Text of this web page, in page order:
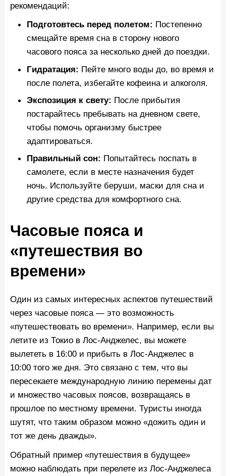
рекомендаций:
Подготовтесь перед полетом: Постепенно
смещайте время сна в сторону нового
часового пояса за несколько дней до поездки.
Гидратация: Пейте много воды до, во время и
после полета, избегайте кофеина и алкоголя.
Экспозиция к свету: После прибытия
постарайтесь пребывать на дневном свете,
чтобы помочь организму быстрее
адаптироваться.
Правильный сон: Попытайтесь поспать в
самолете, если в месте назначения будет
ночь. Используйте беруши, маски для сна и
другие средства для комфортного сна​.
Часовые пояса и
«путешествия во
времени»
Один из самых интересных аспектов путешествий
через часовые пояса — это возможность
«путешествовать во времени». Например, если вы
летите из Токио в Лос-Анджелес, вы можете
вылететь в 16:00 и прибыть в Лос-Анджелес в
10:00 того же дня. Это связано с тем, что вы
пересекаете международную линию перемены дат
и множество часовых поясов, возвращаясь в
прошлое по местному времени. Туристы иногда
шутят, что таким образом можно «дожить один и
тот же день дважды».
Обратный пример «путешествия в будущее»
можно наблюдать при перелете из Лос-Анджелеса